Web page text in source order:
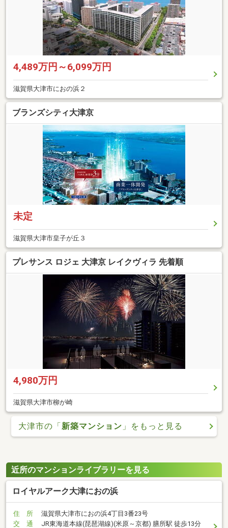
4,489万円～6,099万円
滋賀県大津市におの浜２
ブランズシティ大津京
未定
滋賀県大津市皇子が丘３
プレサンス ロジェ 大津京 レイクヴィラ 先着順
4,980万円
滋賀県大津市柳が崎
大津市の「新築マンション 」をもっと見る
近所のマンションライブラリーを見る
ロイヤルアーク大津におの浜
住 所
滋賀県大津市におの浜4丁目3番23号
交 通
JR東海道本線(琵琶湖線)(米原～京都) 膳所駅 徒歩13分